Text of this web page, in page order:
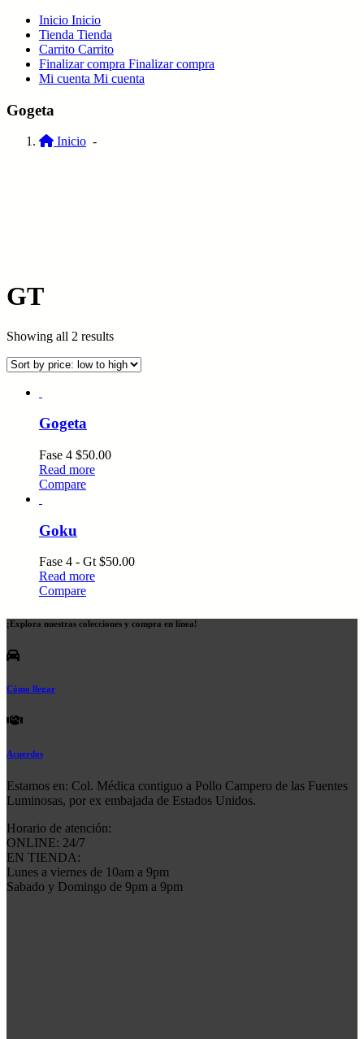
Inicio Inicio
Tienda Tienda
Carrito Carrito
Finalizar compra Finalizar compra
Mi cuenta Mi cuenta
Gogeta
Inicio -
GT
Showing all 2 results
Gogeta
Fase 4 $50.00
Read more
Compare
Goku
Fase 4 - Gt$50.00
Read more
Compare
¡Explora nuestras colecciones y compra en línea!
Cómo llegar
Acuerdos
Estamos en: Col. Médica contiguo a Pollo Campero de las Fuentes
Luminosas, por ex embajada de Estados Unidos.
Horario de atención:
ONLINE: 24/7
EN TIENDA:
Lunes a viernes de 10am a 9pm
Sabado y Domingo de 9pm a 9pm